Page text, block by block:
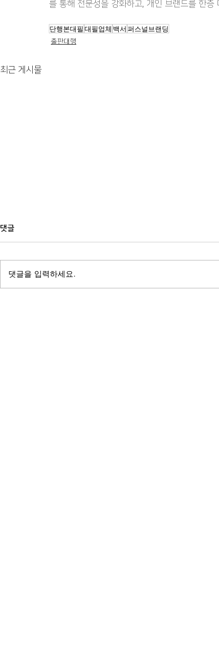
를 통해 전문성을 강화하고, 개인 브랜드를 한층
단행본대필 대필업체 백서 퍼스널브랜딩
출판대행
최근 게시물
댓글
댓글을 입력하세요.